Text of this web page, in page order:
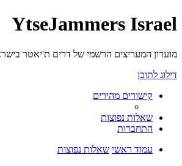
YtseJammers Israel
מועדון המעריצים הרשמי של דרים ת'יאטר
דילוג לתוכן
קישורים מהירים
שאלות נפוצות
התחברות
עמוד ראשי שאלות נפוצות